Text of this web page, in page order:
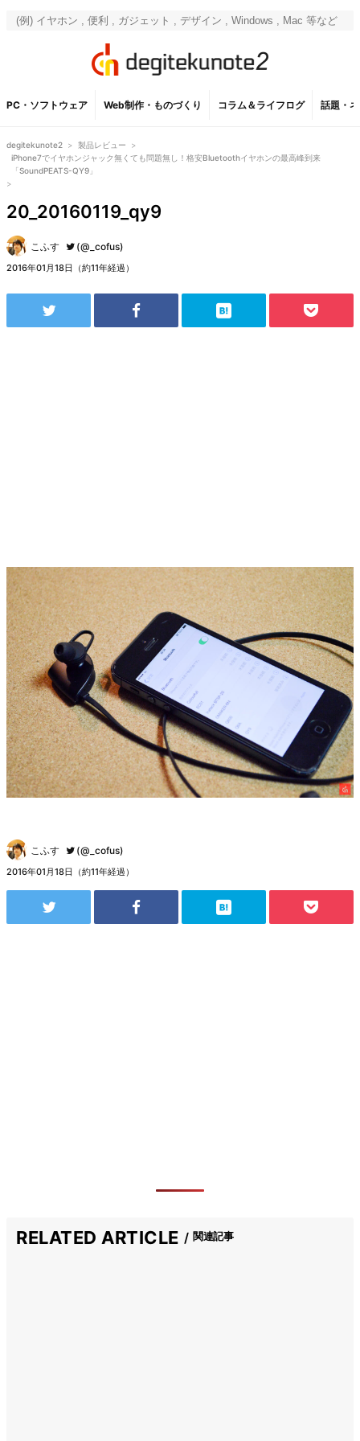
PC・ソフトウェア Web制作・ものづくり コラム＆ライフログ 話題・
degitekunote2 > 製品レビュー
>
iPhone7でイヤホンジャック無くても問題無し！格安Bluetoothイヤホンの最高峰到来
「SoundPEATS-QY9」
>
20_20160119_qy9
こふす (@_cofus)
2016年01月18日（約11年経過）
こふす (@_cofus)
2016年01月18日（約11年経過）
RELATED ARTICLE 関連記事